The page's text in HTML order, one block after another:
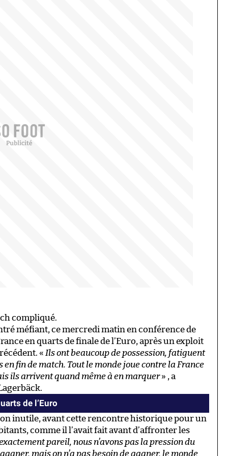
compliqué.
méfiant, ce mercredi matin en conférence de
en quarts de finale de l’Euro, après un exploit
« Ils ont beaucoup de possession, fatiguent
fin de match. Tout le monde joue contre la France
ils arrivent quand même à en marquer» , a
de l’Euro
inutile, avant cette rencontre historique pour un
comme il l’avait fait avant d’affronter les
pareil, nous n’avons pas la pression du
mais on n’a pas besoin de gagner, le monde